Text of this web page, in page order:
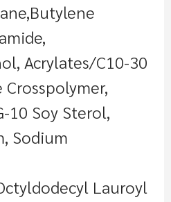
Acrylates/C10-30
10 Soy Sterol,
Sodium
Lauroyl